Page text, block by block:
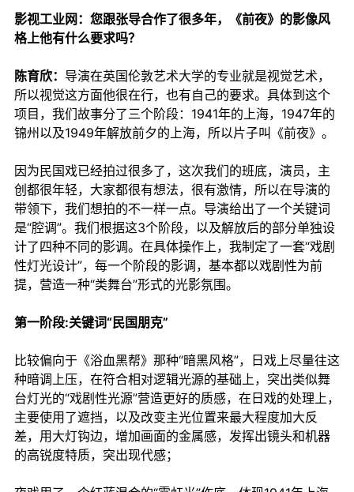
影视工业网：您跟张导合作了很多年，《前夜》的影像风
格上他有什么要求吗？
陈育欣： 导演在英国伦敦艺术大学的专业就是视觉艺术，
所以视觉这方面他很在行，也有自己的要求。具体到这个
项目，我们故事分了三个阶段：1941年的上海，1947年的
锦州以及1949年解放前夕的上海，所以片子叫《前夜》。
因为民国戏已经拍过很多了，这次我们的班底，演员，主
创都很年轻，大家都很有想法，很有激情，所以在导演的
带领下，我们想拍的不一样一点。导演给出了一个关键词
是“腔调”。我们根据这3个阶段，以及解放后的部分单独设
计了四种不同的影调。在具体操作上，我制定了一套“戏剧
性灯光设计”，每一个阶段的影调，基本都以戏剧性为前
提，营造一种“类舞台”形式的光影氛围。
第一阶段:关键词“民国朋克”
比较偏向于《浴血黑帮》那种“暗黑风格”，日戏上尽量往这
种暗调上压，在符合相对逻辑光源的基础上，突出类似舞
台灯光的“戏剧性光源”营造更好的质感，在日戏的处理上，
主要使用了遮挡，以及改变主光位置来最大程度加大反
差，用大灯钩边，增加画面的金属感，发挥出镜头和机器
的高锐度特质，突出现代感；